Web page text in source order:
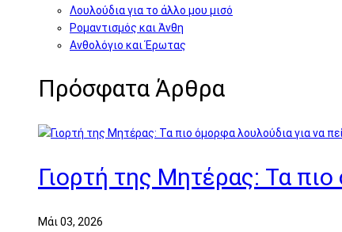
Λουλούδια για το άλλο μου μισό
Ρομαντισμός και Άνθη
Ανθολόγιο και Έρωτας
Πρόσφατα Άρθρα
Γιορτή της Μητέρας: Τα
Μάι 03, 2026